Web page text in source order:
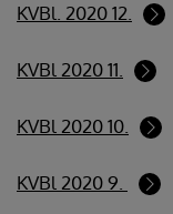
KVBl. 2020 12.
KVBl 2020 11.
KVBl 2020 10.
KVBl 2020 9.